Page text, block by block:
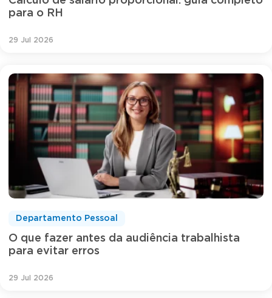
para o RH
29 Jul 2026
O que fazer antes da audiência trabalhista
para evitar erros
Departamento Pessoal
29 Jul 2026